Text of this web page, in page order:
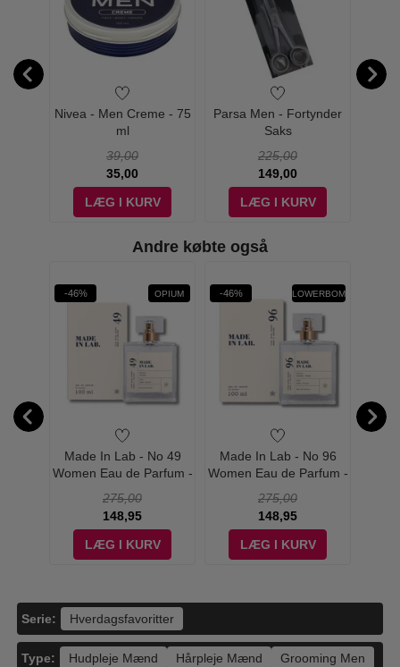
Nivea - Men Creme - 75
ml
39,00
35,00
LÆG I KURV
Parsa Men - Fortynder
Saks
225,00
149,00
LÆG I KURV
Andre købte også
-46% OPIUM
Made In Lab - No 49
Women Eau de Parfum -
275,00
148,95
LÆG I KURV
-46% FLOWERBOMB
Made In Lab - No 96
Women Eau de Parfum -
275,00
148,95
LÆG I KURV
Type: Hudpleje Mænd Hårpleje Mænd Grooming Men
Serie: Hverdagsfavoritter